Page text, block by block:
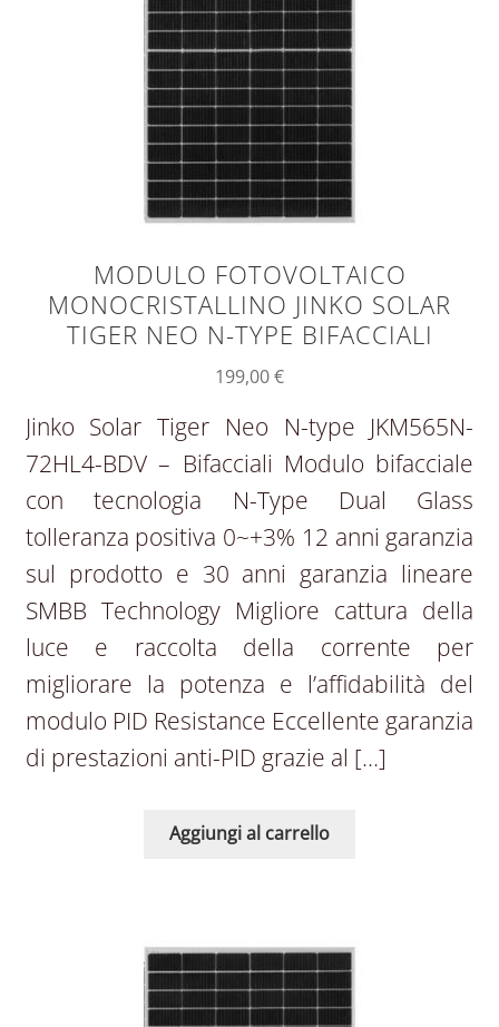
MODULO FOTOVOLTAICO
MONOCRISTALLINO JINKO SOLAR
TIGER NEO N-TYPE BIFACCIALI
199,00€
Jinko Solar Tiger Neo N-type JKM565N-
72HL4-BDV – Bifacciali Modulo bifacciale
con tecnologia N-Type Dual Glass
tolleranza positiva 0~+3% 12 anni garanzia
sul prodotto e 30 anni garanzia lineare
SMBB Technology Migliore cattura della
luce e raccolta della corrente per
migliorare la potenza e l’affidabilità del
modulo PID Resistance Eccellente garanzia
di prestazioni anti-PID grazie al […]
Aggiungi al carrello